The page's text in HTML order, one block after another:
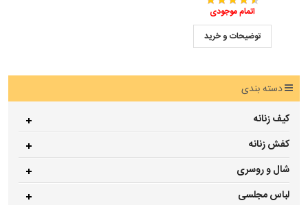
اتمام موجودی
توضیحات و خرید
دسته بندی
کیف زنانه
کفش زنانه
شال و روسری
لباس مجلسی